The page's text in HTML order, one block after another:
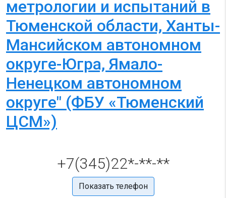
метрологии и испытаний в
Тюменской области, Ханты-
Мансийском автономном
округе-Югра, Ямало-
Ненецком автономном
округе" (ФБУ «Тюменский
ЦСМ»)
+7(345)22*-**-**
Показать телефон